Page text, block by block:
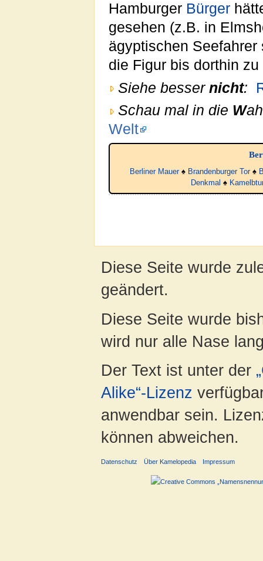
Hamburger Bürger
gesehen (z.B. in
ägyptischen
die Figur bis dorthin zu
Siehe besser nicht:
Schau mal in die W
Welt
Berliner Mauer♠ Brandenburger Tor♠
Denkmal ♠
Diese Seite wurde
geändert.
Diese Seite wurde
wird nur alle Nase
Der Text ist unter der
Alike“-Lizenz
anwendbar sein.
können abweichen.
Datenschutz Über Kamelopedia Impressum